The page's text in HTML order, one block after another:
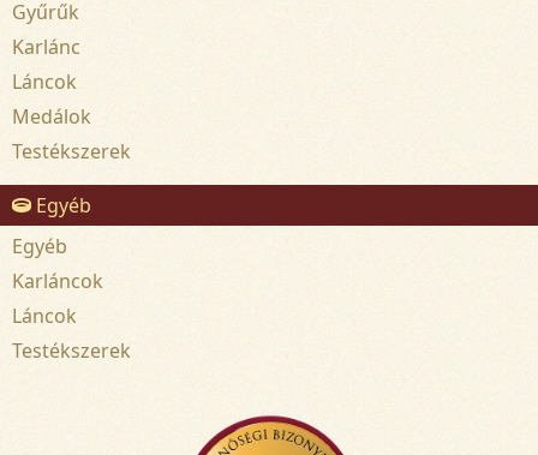
Gyűrűk
Karlánc
Láncok
Medálok
Testékszerek
Egyéb
Egyéb
Karláncok
Láncok
Testékszerek